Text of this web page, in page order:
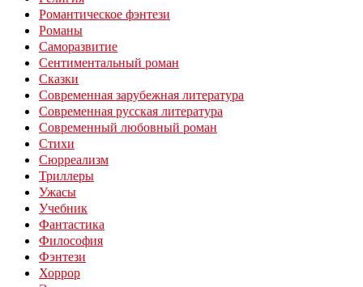
Романтическое фэнтези
Романы
Саморазвитие
Сентиментальный роман
Сказки
Современная зарубежная литература
Современная русская литература
Современный любовный роман
Стихи
Сюрреализм
Триллеры
Ужасы
Учебник
Фантастика
Философия
Фэнтези
Хоррор